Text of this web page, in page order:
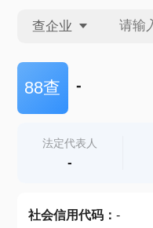
查企业
查企业
查产地
88查 -
法定代表人
-
社会信用代码： -